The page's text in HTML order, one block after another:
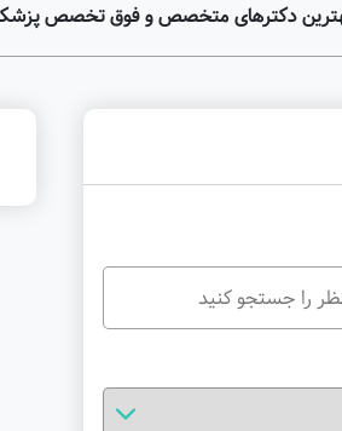
دکترهای متخصص و فوق تخصص